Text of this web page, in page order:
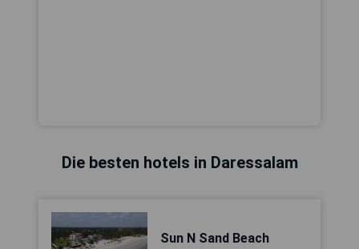
Die besten hotels in Daressalam
Sun N Sand Beach